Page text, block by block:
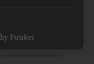
by Fuukei